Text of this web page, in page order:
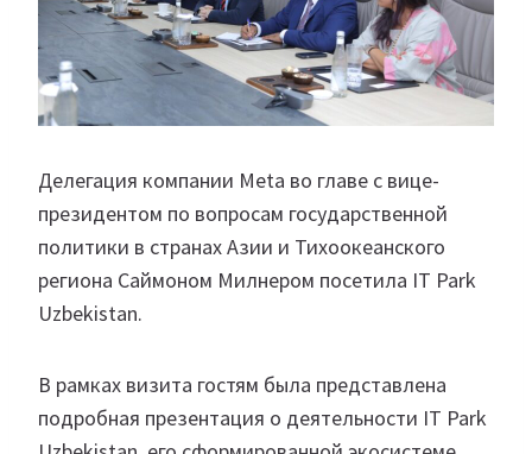
Делегация компании Meta во главе с вице-
президентом по вопросам государственной
политики в странах Азии и Тихоокеанского
региона Саймоном Милнером посетила IT Park
Uzbekistan.
В рамках визита гостям была представлена
подробная презентация о деятельности IT Park